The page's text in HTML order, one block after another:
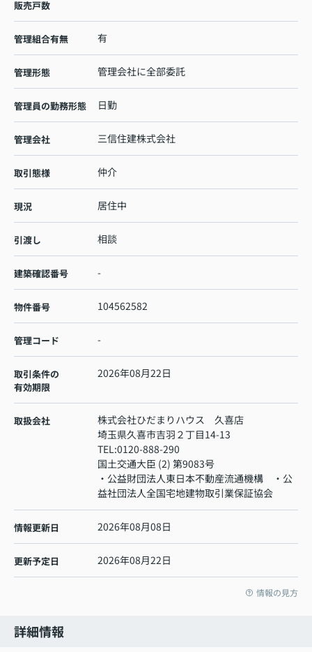
販売戸数
管理組合有無 有
管理形態 管理会社に全部委託
管理員の勤務形態 日勤
管理会社 三信住建株式会社
取引態様 仲介
現況 居住中
引渡し 相談
建築確認番号 -
物件番号 104562582
管理コード -
取引条件の
有効期限
2026年08月22日
取扱会社
株式会社ひだまりハウス 久喜店
埼玉県久喜市吉羽２丁目14-13
TEL:0120-888-290
国土交通大臣 (2) 第9083号
・公益財団法人東日本不動産流通機構 ・公
益社団法人全国宅地建物取引業保証協会
情報更新日 2026年08月08日
更新予定日 2026年08月22日
情報の見方
詳細情報